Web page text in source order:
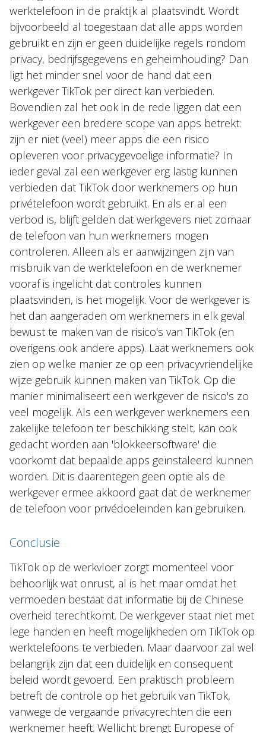
werktelefoon in de praktijk al plaatsvindt. Wordt
bijvoorbeeld al toegestaan dat alle apps worden
gebruikt en zijn er geen duidelijke regels rondom
privacy, bedrijfsgegevens en geheimhouding? Dan
ligt het minder snel voor de hand dat een
werkgever TikTok per direct kan verbieden.
Bovendien zal het ook in de rede liggen dat een
werkgever een bredere scope van apps betrekt:
zijn er niet (veel) meer apps die een risico
opleveren voor privacygevoelige informatie? In
ieder geval zal een werkgever erg lastig kunnen
verbieden dat TikTok door werknemers op hun
privételefoon wordt gebruikt. En als er al een
verbod is, blijft gelden dat werkgevers niet zomaar
de telefoon van hun werknemers mogen
controleren. Alleen als er aanwijzingen zijn van
misbruik van de werktelefoon en de werknemer
vooraf is ingelicht dat controles kunnen
plaatsvinden, is het mogelijk. Voor de werkgever is
het dan aangeraden om werknemers in elk geval
bewust te maken van de risico's van TikTok (en
overigens ook andere apps). Laat werknemers ook
zien op welke manier ze op een privacyvriendelijke
wijze gebruik kunnen maken van TikTok. Op die
manier minimaliseert een werkgever de risico's zo
veel mogelijk. Als een werkgever werknemers een
zakelijke telefoon ter beschikking stelt, kan ook
gedacht worden aan 'blokkeersoftware' die
voorkomt dat bepaalde apps geïnstaleerd kunnen
worden. Dit is daarentegen geen optie als de
werkgever ermee akkoord gaat dat de werknemer
de telefoon voor privédoeleinden kan gebruiken.
Conclusie
TikTok op de werkvloer zorgt momenteel voor
behoorlijk wat onrust, al is het maar omdat het
vermoeden bestaat dat informatie bij de Chinese
overheid terechtkomt. De werkgever staat niet met
lege handen en heeft mogelijkheden om TikTok op
werktelefoons te verbieden. Maar daarvoor zal wel
belangrijk zijn dat een duidelijk en consequent
beleid wordt gevoerd. Een praktisch probleem
betreft de controle op het gebruik van TikTok,
vanwege de vergaande privacyrechten die een
werknemer heeft. Wellicht brengt Europese of